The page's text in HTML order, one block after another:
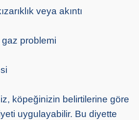
veya akıntı
problemi
köpeğinizin belirtilerine göre
uygulayabilir. Bu diyette